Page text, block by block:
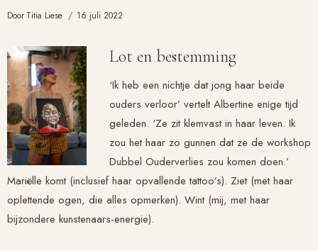
Door Titia Liese 16 juli 2022
Lot en bestemming
‘Ik heb een nichtje dat jong haar beide
ouders verloor’ vertelt Albertine enige tijd
geleden. ‘Ze zit klemvast in haar leven. Ik
zou het haar zo gunnen dat ze de workshop
Dubbel Ouderverlies zou komen doen.’
Mariëlle komt (inclusief haar opvallende tattoo’s). Ziet (met haar
oplettende ogen, die alles opmerken). Wint (mij, met haar
bijzondere kunstenaars-energie).